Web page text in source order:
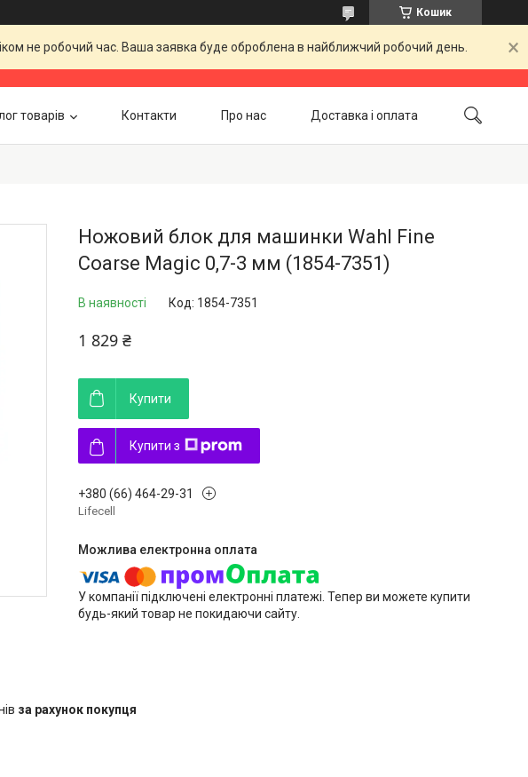
Кошик
не робочий час. Ваша заявка буде оброблена в найближчий робочий день.
товарів Контакти Про нас Доставка і оплата
Ножовий блок для машинки Wahl Fine
Coarse Magic 0,7-3 мм (1854-7351)
В наявності Код: 1854-7351
1 829 ₴
Купити
Купити з
+380 (66) 464-29-31
Lifecell
У компанії підключені електронні платежі. Тепер ви можете купити
будь-який товар не покидаючи сайту.
за рахунок покупця